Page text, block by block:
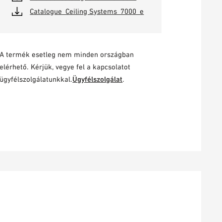
Catalogue_Ceiling Systems_7000_e
A termék esetleg nem minden országban
elérhető. Kérjük, vegye fel a kapcsolatot
ügyfélszolgálatunkkal.Ügyfélszolgálat.